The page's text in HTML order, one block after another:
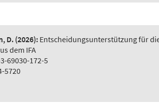
D. (2026): Entscheidungsunterstützung für
dem IFA
69030-172-5
5720